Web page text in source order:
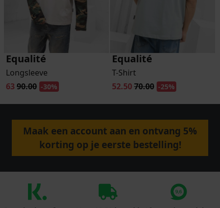
Equalité
Longsleeve
63 90.00 -30%
Equalité
T-Shirt
52.5070.00 -25%
Maak een account aan en ontvang 5%
korting op je eerste bestelling!